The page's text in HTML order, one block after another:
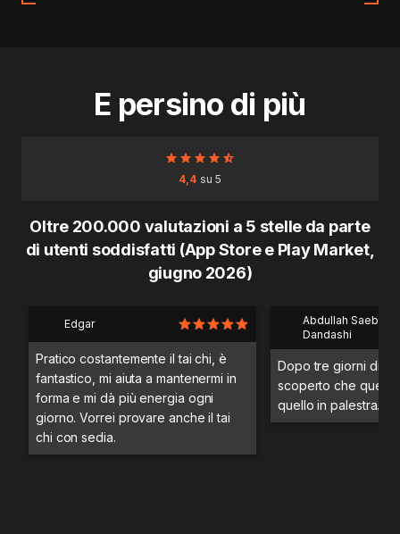
E persino di più
4,4 su 5
Oltre 200.000 valutazioni a 5 stelle da parte
di utenti soddisfatti (App Store e Play Market,
giugno 2026)
Edgar
Pratico costantemente il tai chi, è
fantastico, mi aiuta a mantenermi in
forma e mi dà più energia ogni
giorno. Vorrei provare anche il tai
chi con sedia.
Abdullah Saeb Al
Dandashi
Dopo tre giorni di
scoperto che
quello in palestra.